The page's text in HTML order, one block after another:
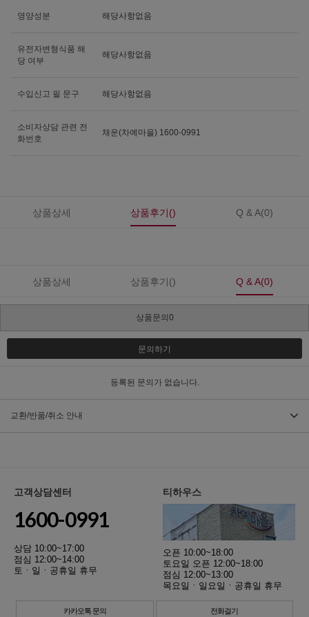
영양성분 해당사항없음
유전자변형식품 해
당 여부
해당사항없음
수입신고 필 문구 해당사항없음
소비자상담 관련 전
화번호
채운(차예마을) 1600-0991
상품상세 상품후기() Q & A(0)
상품상세 상품후기() Q & A(0)
상품문의0
문의하기
등록된 문의가 없습니다.
교환/반품/취소 안내
고객상담센터
1600-0991
상담 10:00~17:00
점심 12:00~14:00
토ㆍ일ㆍ공휴일 휴무
티하우스
오픈 10:00~18:00
토요일 오픈 12:00~18:00
점심 12:00~13:00
목요일ㆍ일요일ㆍ공휴일 휴무
카카오톡 문의 전화걸기